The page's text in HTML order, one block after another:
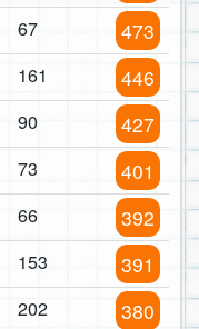
67 473
161 446
90 427
73 401
66 392
153 391
202 380